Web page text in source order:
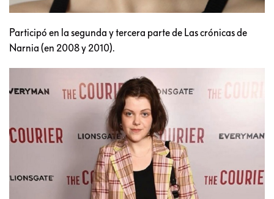
Participó en la segunda y tercera parte de Las crónicas de
Narnia (en 2008 y 2010).